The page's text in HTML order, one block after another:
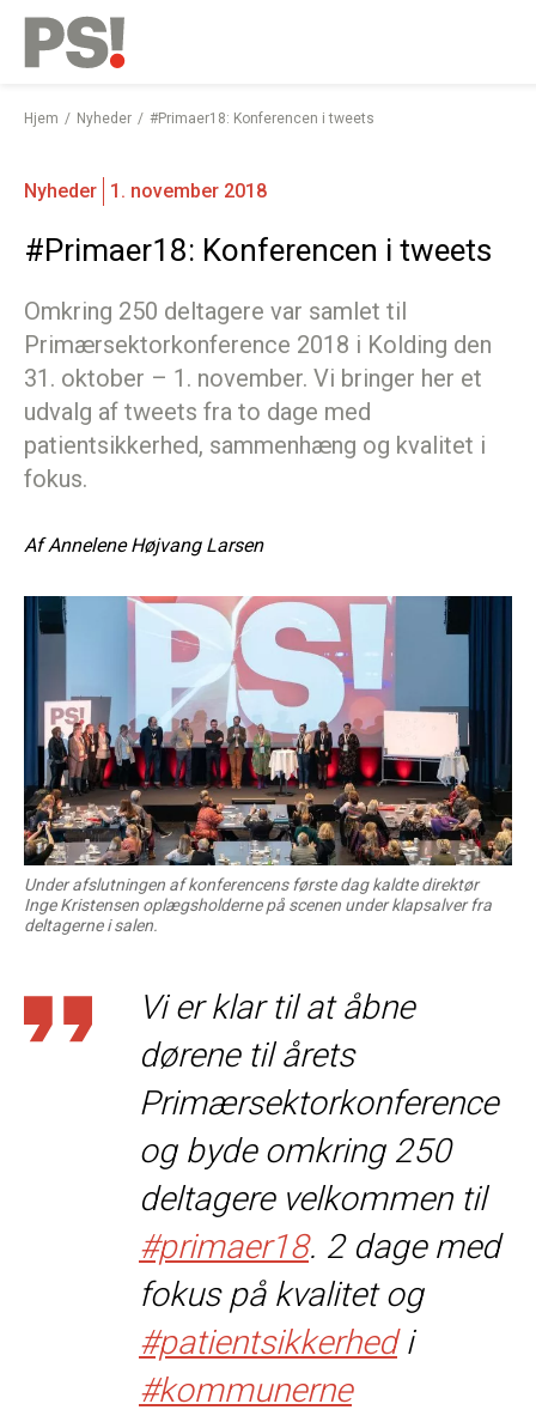
Gå
til
English
Hjem Nyheder #Primaer18: Konferencen i tweets
Nyheder 1. november 2018
#Primaer18: Konferencen i tweets
Omkring 250 deltagere var samlet til
Primærsektorkonference 2018 i Kolding den
31. oktober – 1. november. Vi bringer her et
udvalg af tweets fra to dage med
patientsikkerhed, sammenhæng og kvalitet i
fokus.
Af Annelene Højvang Larsen
Under afslutningen af konferencens første dag kaldte direktør
Inge Kristensen oplægsholderne på scenen under klapsalver fra
deltagerne i salen.
Vi er klar til at åbne
dørene til årets
Primærsektorkonference
og byde omkring 250
deltagere velkommen til
#primaer18. 2 dage med
fokus på kvalitet og
#patientsikkerhedi
#kommunerne